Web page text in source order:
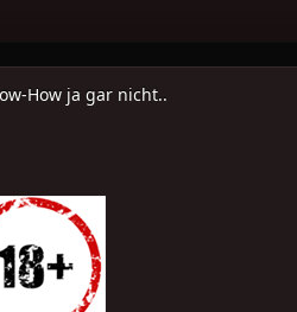
How ja gar nicht..